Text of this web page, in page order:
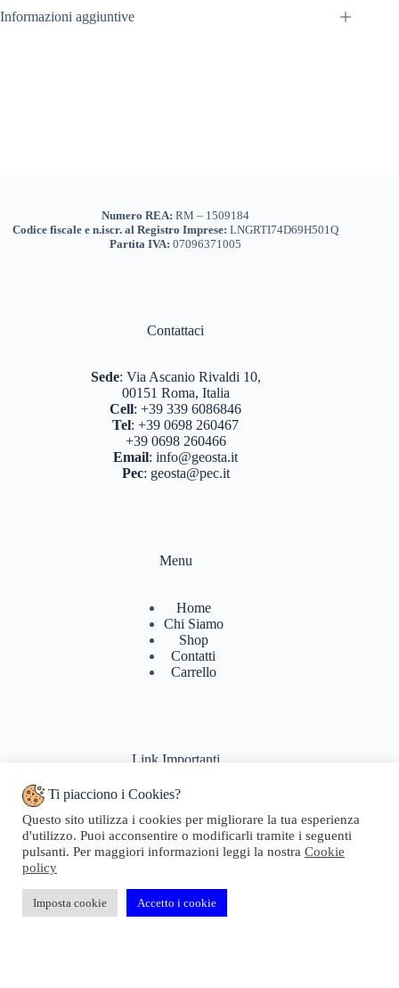
Informazioni aggiuntive
Numero REA:RM – 1509184
Codice fiscale e n.iscr. al Registro Imprese:LNGRTI74D69H501Q
Partita IVA: 07096371005
Contattaci
Sede: Via Ascanio Rivaldi 10,
00151 Roma, Italia
Cell:+39 339 6086846
Tel:+39 0698 260467
+39 0698 260466
Email:info@geosta.it
Pec: geosta@pec.it
Menu
Home
Chi Siamo
Shop
Contatti
Carrello
Link Importanti
Politiche di Reso
Pagamenti & Spedizioni
Termini di utilizzo
Cookie Policy
Domande Frequenti
Copyright © 2024 Geosta di Longhi Rita - Web powered by
Ti piacciono i Cookies?
Questo sito utilizza i cookies per migliorare la tua esperienza
d'utilizzo. Puoi acconsentire o modificarli tramite i seguenti
pulsanti. Per maggiori informazioni leggi la nostra Cookie
policy
Imposta cookie Accetto i cookie